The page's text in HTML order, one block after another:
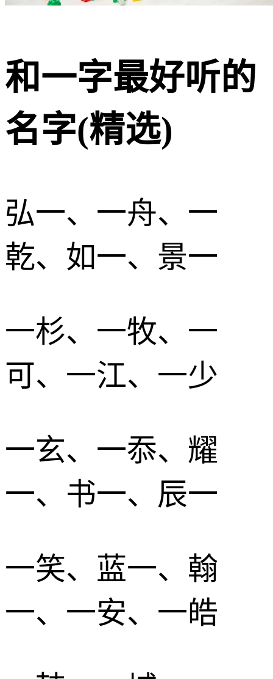
和一字最好听的
名字(精选)
弘一、一舟、一
乾、如一、景一
一杉、一牧、一
可、一江、一少
一玄、一忝、耀
一、书一、辰一
一笑、蓝一、翰
一、一安、一皓